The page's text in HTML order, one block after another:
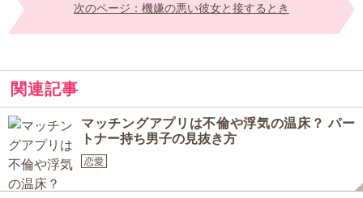
次のページ：機嫌の悪い彼女と接するとき
関連記事
マッチングアプリは不倫や浮気の温床？ パー
トナー持ち男子の見抜き方
恋愛